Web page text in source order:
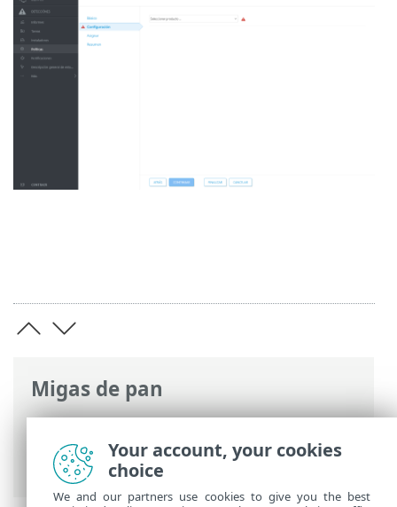
Migas de pan
Ayuda en línea de ESET>ESET PROTECT
On-Prem
>Inicio> Consola web ESET
PROTECT
Your account, your cookies
choice
We and our partners use cookies to give you the best